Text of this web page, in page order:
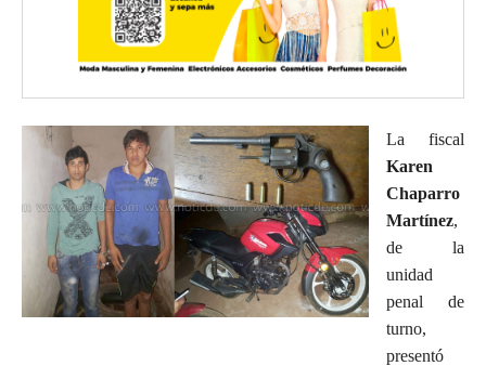
La fiscal
Karen
Chaparro
Martínez,
de la
unidad
penal de
turno,
presentó